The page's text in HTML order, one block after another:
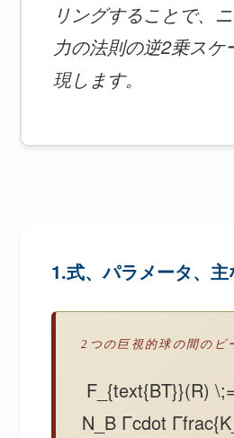
リングすることで、
力の法則の逆2乗スケ
現します。
1.式、パラメータ、
2つの巨視的球の間のビ
F_{text{BT}}(R)
N_B Γcdot